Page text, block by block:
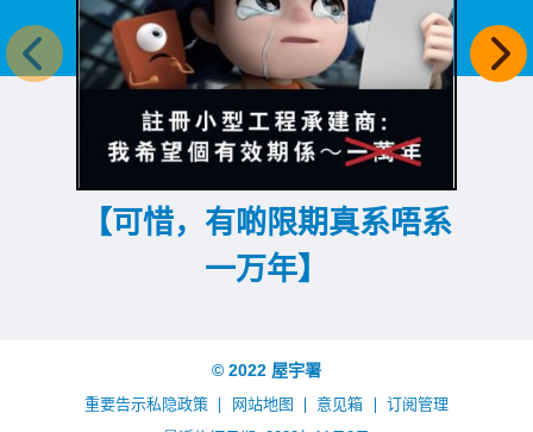
【可惜，有啲限期真系唔系
一万年】
上一个 下
© 2022 屋宇署
重要告示私隐政策 网站地图 意见箱
订阅管理